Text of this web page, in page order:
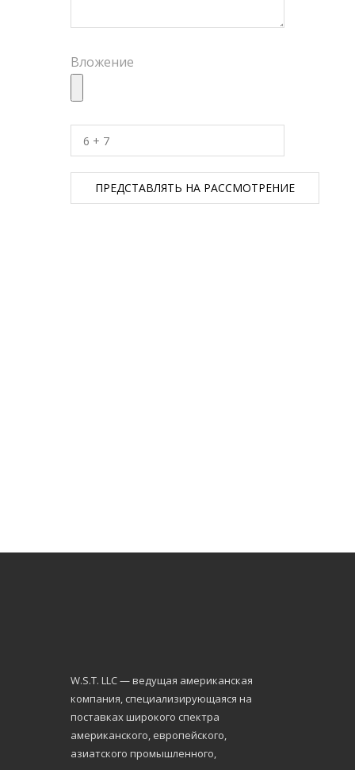
Вложение
W.S.Т. LLC — ведущая американская
компания, специализирующаяся на
поставках широкого спектра
американского, европейского,
азиатского промышленного,